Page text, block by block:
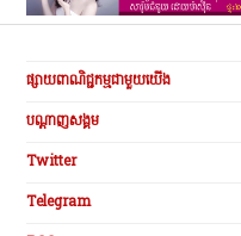
ផ្សាយពាណិជ្ជកម្មជាមួយយើង
បណ្ដាញសង្គម
Twitter
Telegram